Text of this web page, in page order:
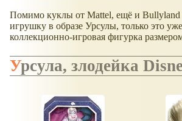
Помимо куклы от Mattel, ещё и Bullyland
игрушку в образе Урсулы, только это
коллекционно-игровая фигурка
Урсула, злодейка